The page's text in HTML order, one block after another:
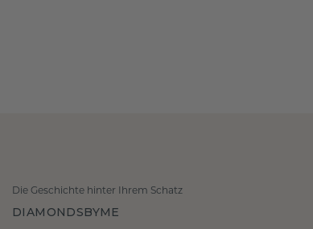
Die Geschichte hinter Ihrem Schatz
DIAMONDSBYME